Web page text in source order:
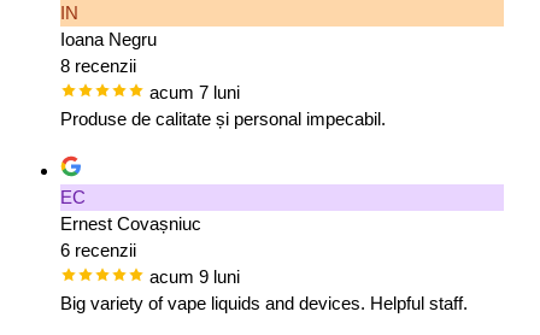
IN
Ioana Negru
8 recenzii
acum 7 luni
Produse de calitate și personal impecabil.
EC
Ernest Covașniuc
6 recenzii
acum 9 luni
Big variety of vape liquids and devices. Helpful staff.